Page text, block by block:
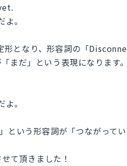
。
形となり、形容詞の「
まだ」という表現になります。
。
いう形容詞が「つながってい
て頂きました！